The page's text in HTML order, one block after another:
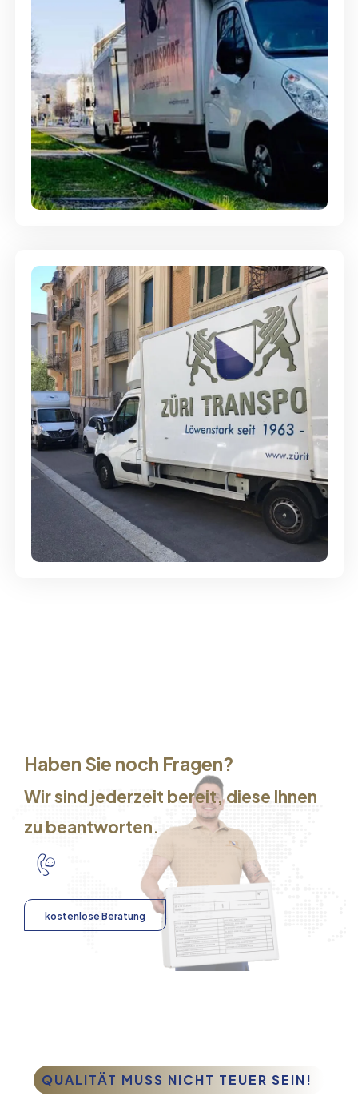
Ein- und Auspackservice
Günstige Umzüge - Hervorragender
Service
Haben Sie noch Fragen?
Wir sind jederzeit bereit, diese Ihnen
zu beantworten.
kostenlose Beratung
QUALITÄT MUSS NICHT TEUER SEIN!